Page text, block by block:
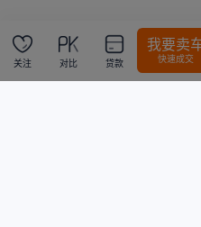
关注 对比 贷款
我要卖
快速成交